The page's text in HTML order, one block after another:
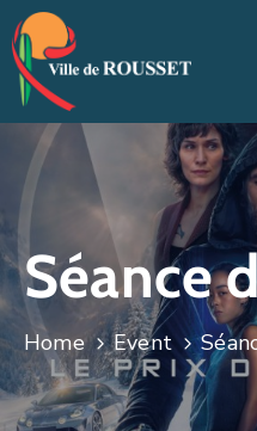
VOTRE
MAIRIE
VIVRE
À
ÉDUCATION
ET
JEUNESSE
SOLIDARITÉS
Séance
Home Event